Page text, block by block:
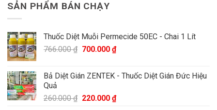
SẢN PHẨM BÁN CHẠY
Thuốc Diệt Muỗi Permecide 50EC - Chai 1 Lít
766.000₫ 700.000 ₫
Bả Diệt Gián ZENTEK - Thuốc Diệt Gián Đức Hiệu
Quả
260.000₫ 220.000 ₫